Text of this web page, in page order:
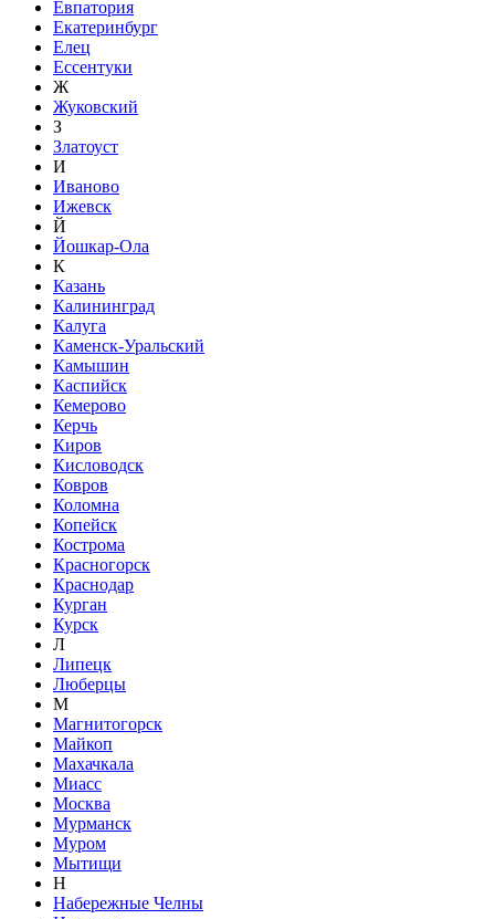
Евпатория
Екатеринбург
Елец
Ессентуки
Ж
Жуковский
З
Златоуст
И
Иваново
Ижевск
Й
Йошкар-Ола
К
Казань
Калининград
Калуга
Каменск-Уральский
Камышин
Каспийск
Кемерово
Керчь
Киров
Кисловодск
Ковров
Коломна
Копейск
Кострома
Красногорск
Краснодар
Курган
Курск
Л
Липецк
Люберцы
М
Магнитогорск
Майкоп
Махачкала
Миасс
Москва
Мурманск
Муром
Мытищи
Н
Набережные Челны